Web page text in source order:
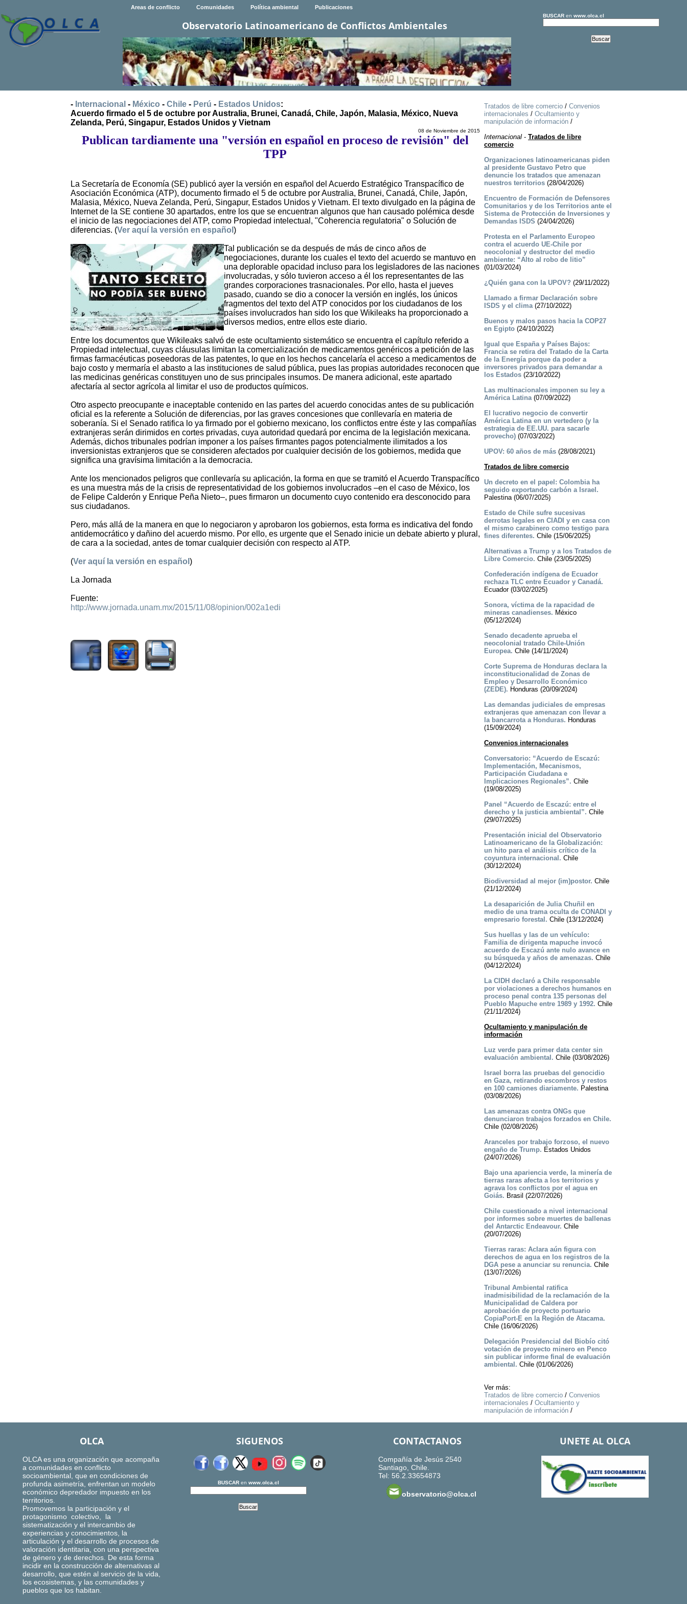
Areas de conflicto Comunidades Política ambiental Publicaciones
Observatorio Latinoamericano de Conflictos Ambientales
BUSCARen www.olca.cl
- Internacional - México - Chile - Perú - Estados Unidos:
Acuerdo firmado el 5 de octubre por Australia, Brunei, Canadá, Chile, Japón, Malasia, México, Nueva
Zelanda, Perú, Singapur, Estados Unidos y Vietnam
08 de Noviembre de 2015
Publican tardiamente una "versión en español en proceso de revisión" del
TPP
La Secretaría de Economía (SE) publicó ayer la versión en español del Acuerdo Estratégico Transpacífico de
Asociación Económica (ATP), documento firmado el 5 de octubre por Australia, Brunei, Canadá, Chile, Japón,
Malasia, México, Nueva Zelanda, Perú, Singapur, Estados Unidos y Vietnam. El texto divulgado en la página de
Internet de la SE contiene 30 apartados, entre los que se encuentran algunos que han causado polémica desde
el inicio de las negociaciones del ATP, como Propiedad intelectual, "Coherencia regulatoria" o Solución de
diferencias. (Ver aquí la versión en español )
Tal publicación se da después de más de cinco años de
negociaciones, durante los cuales el texto del acuerdo se mantuvo en
una deplorable opacidad incluso para los legisladores de las naciones
involucradas, y sólo tuvieron acceso a él los representantes de las
grandes corporaciones trasnacionales. Por ello, hasta el jueves
pasado, cuando se dio a conocer la versión en inglés, los únicos
fragmentos del texto del ATP conocidos por los ciudadanos de los
países involucrados han sido los que Wikileaks ha proporcionado a
diversos medios, entre ellos este diario.
Entre los documentos que Wikileaks salvó de este ocultamiento sistemático se encuentra el capítulo referido a
Propiedad intelectual, cuyas cláusulas limitan la comercialización de medicamentos genéricos a petición de las
firmas farmacéuticas poseedoras de las patentes, lo que en los hechos cancelaría el acceso a medicamentos de
bajo costo y mermaría el abasto a las instituciones de salud pública, pues las propias autoridades reconocen que
las medicinas genéricas constituyen uno de sus principales insumos. De manera adicional, este apartado
afectaría al sector agrícola al limitar el uso de productos químicos.
Otro aspecto preocupante e inaceptable contenido en las partes del acuerdo conocidas antes de su publicación
oficial es la referente a Solución de diferencias, por las graves concesiones que conllevaría en materia de
soberanía. Si el Senado ratifica lo ya firmado por el gobierno mexicano, los conflictos entre éste y las compañías
extranjeras serán dirimidos en cortes privadas, cuya autoridad quedará por encima de la legislación mexicana.
Además, dichos tribunales podrían imponer a los países firmantes pagos potencialmente ilimitados a los
inversionistas extranjeros que se consideren afectados por cualquier decisión de los gobiernos, medida que
significa una gravísima limitación a la democracia.
Ante los mencionados peligros que conllevaría su aplicación, la forma en que se tramitó el Acuerdo Transpacífico
es una muestra más de la crisis de representatividad de los gobiernos involucrados –en el caso de México, los
de Felipe Calderón y Enrique Peña Nieto–, pues firmaron un documento cuyo contenido era desconocido para
sus ciudadanos.
Pero, más allá de la manera en que lo negociaron y aprobaron los gobiernos, esta forma es indicativa del fondo
antidemocrático y dañino del acuerdo mismo. Por ello, es urgente que el Senado inicie un debate abierto y plural,
de cara a la sociedad, antes de tomar cualquier decisión con respecto al ATP.
(Ver aquí la versión en español )
La Jornada
Fuente:
http://www.jornada.unam.mx/2015/11/08/opinion/002a1edi
Tratados de libre comercio/ Convenios
internacionales / Ocultamiento y
manipulación de información/
Internacional- Tratados de libre
comercio
Organizaciones latinoamericanas piden
al presidente Gustavo Petro que
denuncie los tratados que amenazan
nuestros territorios(28/04/2026)
Encuentro de Formación de Defensores
Comunitarios y de los Territorios ante el
Sistema de Protección de Inversiones y
Demandas ISDS (24/04/2026)
Protesta en el Parlamento Europeo
contra el acuerdo UE-Chile por
neocolonial y destructor del medio
ambiente: “Alto al robo de litio”
(01/03/2024)
¿Quién gana con la UPOV? (29/11/2022)
Llamado a firmar Declaración sobre
ISDS y el clima(27/10/2022)
Buenos ­y malos pasos hacia la COP27
en Egipto(24/10/2022)
Igual que España y Países Bajos:
Francia se retira del Tratado de la Carta
de la Energía porque da poder a
inversores privados para demandar a
los Estados(23/10/2022)
Las multinacionales imponen su ley a
América Latina(07/09/2022)
El lucrativo negocio de convertir
América Latina en un vertedero (y la
estrategia de EE.UU. para sacarle
provecho)(07/03/2022)
UPOV: 60 años de más(28/08/2021)
Tratados de libre comercio
Un decreto en el papel: Colombia ha
seguido exportando carbón a Israel.
Palestina (06/07/2025)
Estado de Chile sufre sucesivas
derrotas legales en CIADI y en casa con
el mismo carabinero como testigo para
fines diferentes. Chile (15/06/2025)
Alternativas a Trump y a los Tratados de
Libre Comercio. Chile (23/05/2025)
Confederación indígena de Ecuador
rechaza TLC entre Ecuador y Canadá.
Ecuador (03/02/2025)
Sonora, víctima de la rapacidad de
mineras canadienses. México
(05/12/2024)
Senado decadente aprueba el
neocolonial tratado Chile-Unión
Europea. Chile (14/11/2024)
Corte Suprema de Honduras declara la
inconstitucionalidad de Zonas de
Empleo y Desarrollo Económico
(ZEDE). Honduras (20/09/2024)
Las demandas judiciales de empresas
extranjeras que amenazan con llevar a
la bancarrota a Honduras. Honduras
(15/09/2024)
Convenios internacionales
Conversatorio: “Acuerdo de Escazú:
Implementación, Mecanismos,
Participación Ciudadana e
Implicaciones Regionales”. Chile
(19/08/2025)
Panel “Acuerdo de Escazú: entre el
derecho y la justicia ambiental”. Chile
(29/07/2025)
Presentación inicial del Observatorio
Latinoamericano de la Globalización:
un hito para el análisis crítico de la
coyuntura internacional. Chile
(30/12/2024)
Biodiversidad al mejor (im)postor. Chile
(21/12/2024)
La desaparición de Julia Chuñil en
medio de una trama oculta de CONADI y
empresario forestal. Chile (13/12/2024)
Sus huellas y las de un vehículo:
Familia de dirigenta mapuche invocó
acuerdo de Escazú ante nulo avance en
su búsqueda y años de amenazas. Chile
(04/12/2024)
La CIDH declaró a Chile responsable
por violaciones a derechos humanos en
proceso penal contra 135 personas del
Pueblo Mapuche entre 1989 y 1992. Chile
(21/11/2024)
Ocultamiento y manipulación de
información
Luz verde para primer data center sin
evaluación ambiental. Chile (03/08/2026)
Israel borra las pruebas del genocidio
en Gaza, retirando escombros y restos
en 100 camiones diariamente. Palestina
(03/08/2026)
Las amenazas contra ONGs que
denunciaron trabajos forzados en Chile.
Chile (02/08/2026)
Aranceles por trabajo forzoso, el nuevo
engaño de Trump. Estados Unidos
(24/07/2026)
Bajo una apariencia verde, la minería de
tierras raras afecta a los territorios y
agrava los conflictos por el agua en
Goiás. Brasil (22/07/2026)
Chile cuestionado a nivel internacional
por informes sobre muertes de ballenas
del Antarctic Endeavour. Chile
(20/07/2026)
Tierras raras: Aclara aún figura con
derechos de agua en los registros de la
DGA pese a anunciar su renuncia. Chile
(13/07/2026)
Tribunal Ambiental ratifica
inadmisibilidad de la reclamación de la
Municipalidad de Caldera por
aprobación de proyecto portuario
CopiaPort-E en la Región de Atacama.
Chile (16/06/2026)
Delegación Presidencial del Biobío citó
votación de proyecto minero en Penco
sin publicar informe final de evaluación
ambiental. Chile (01/06/2026)
Ver más:
Tratados de libre comercio/ Convenios
internacionales / Ocultamiento y
manipulación de información/
OLCA
OLCA es una organización que acompaña
a comunidades en conflicto
socioambiental, que en condiciones de
profunda asimetría, enfrentan un modelo
económico depredador impuesto en los
territorios.
Promovemos la participación y el
protagonismo colectivo, la
sistematización y el intercambio de
experiencias y conocimientos, la
articulación y el desarrollo de procesos de
valoración identitaria, con una perspectiva
de género y de derechos. De esta forma
incidir en la construcción de alternativas al
desarrollo, que estén al servicio de la vida,
los ecosistemas, y las comunidades y
pueblos que los habitan.
SIGUENOS
BUSCARen www.olca.cl
CONTACTANOS
Compañía de Jesús 2540
Santiago, Chile.
Tel: 56.2.33654873
observatorio@olca.cl
UNETE AL OLCA